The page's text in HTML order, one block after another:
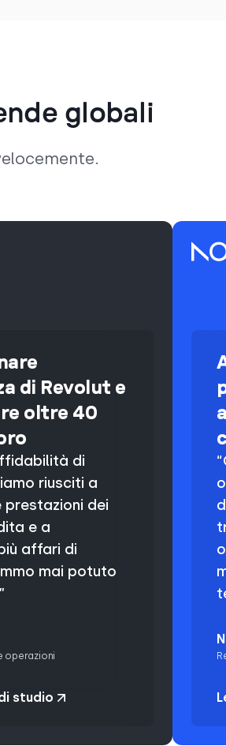
globali
di Revolut e
oltre 40
di
riusciti a
prestazioni dei
e a
affari di
mai potuto
operazioni
studio